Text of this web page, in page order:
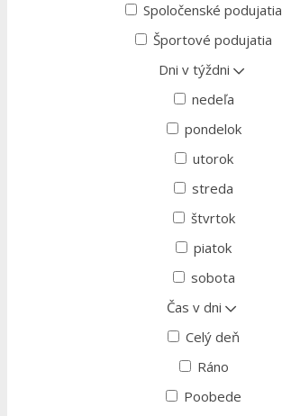
Spoločenské podujatia
Športové podujatia
Dni v týždni
nedeľa
pondelok
utorok
streda
štvrtok
piatok
sobota
Čas v dni
Celý deň
Ráno
Poobede